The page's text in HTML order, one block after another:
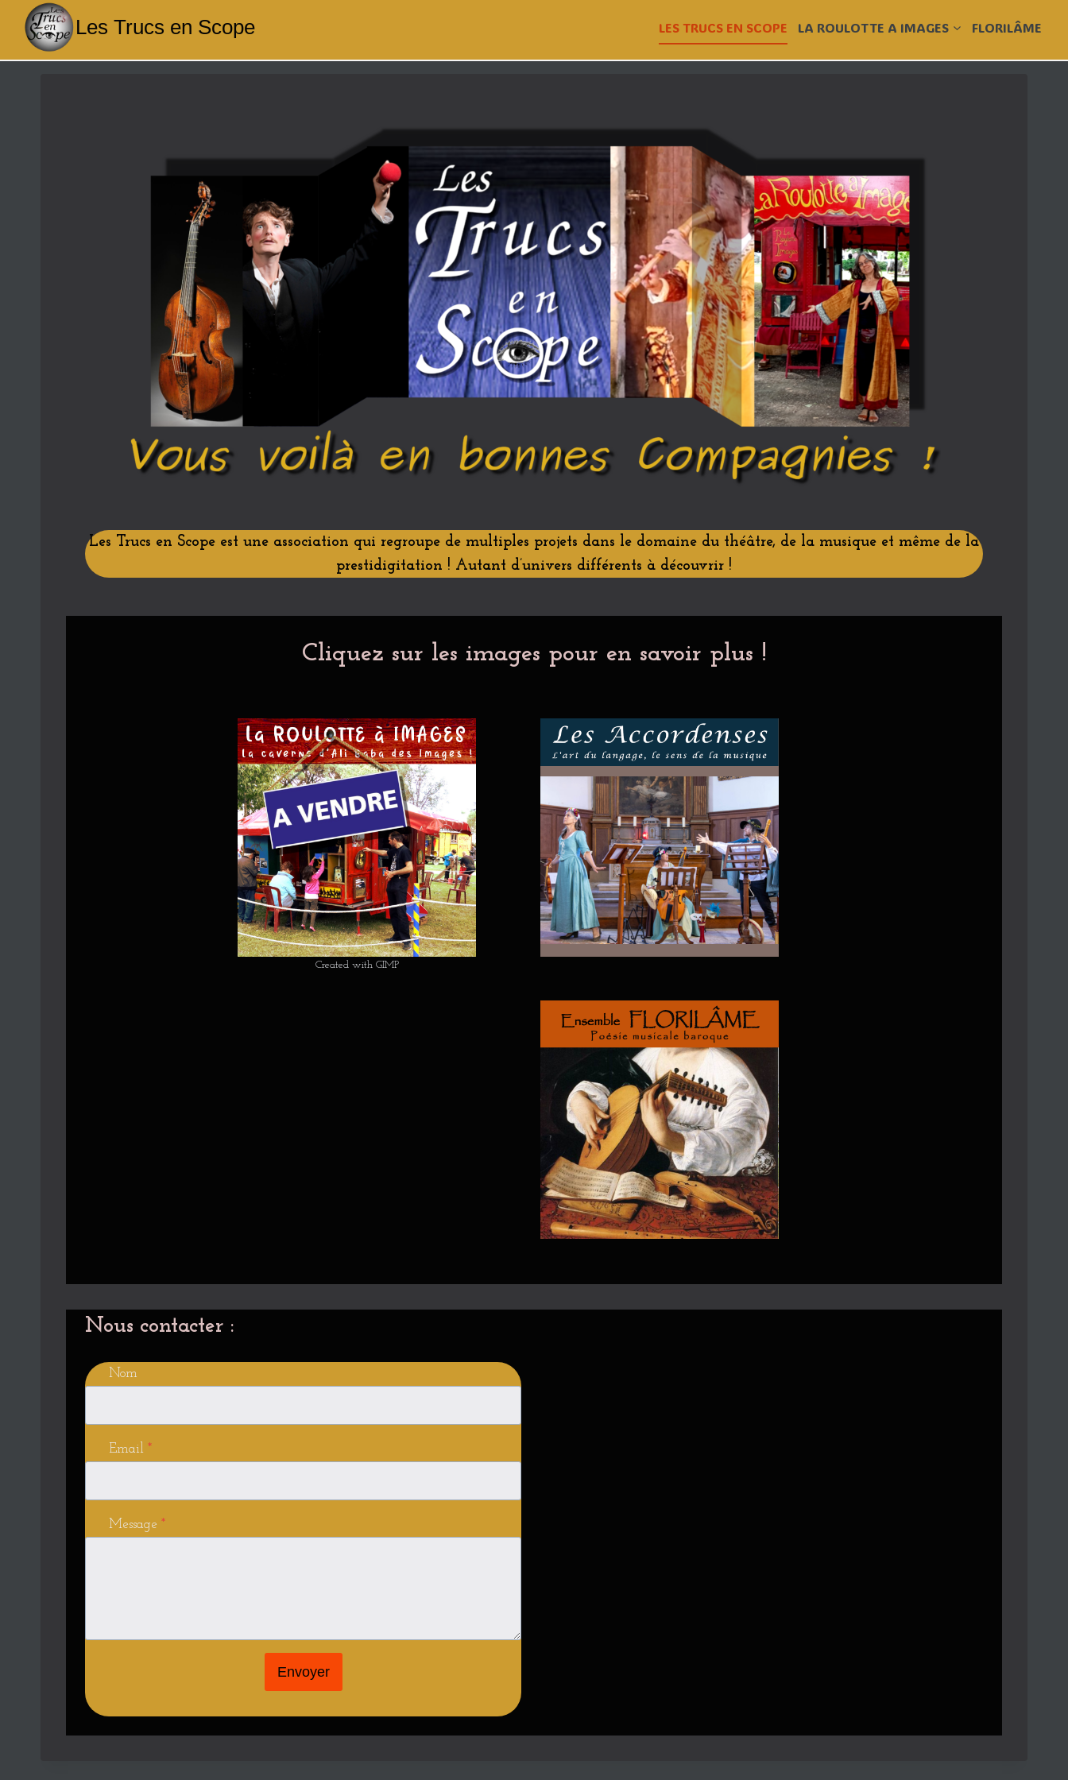
contenu
Les Trucs en Scope LES TRUCS EN SCOPE LA ROULOTTE A IMAGES FLORILÂME
Les Trucs en Scope est une association qui regroupe de multiples projets dans le domaine du théâtre, de la musique et même de la
prestidigitation ! Autant d’univers différents à découvrir !
Cliquez sur les images pour en savoir plus !
Created with GIMP
Nous contacter :
Nom
Email *
Message *
Envoyer